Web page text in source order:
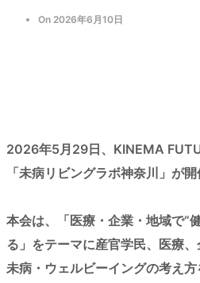
On 2026年6月10日
2026年5月29日、KINEMA
「未病リビングラボ神奈川」が開
本会は、「医療・企業・地域で“
る」をテーマに産官学民、医療
未病・ウェルビーイングの考え